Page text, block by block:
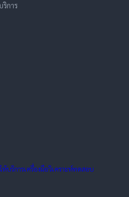
การ
บริการเครื่องมือวิเคราะห์ทดสอบ